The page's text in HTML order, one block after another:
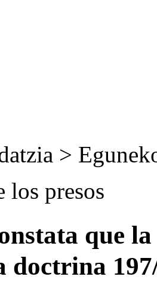
>
los presos
que
doctrina